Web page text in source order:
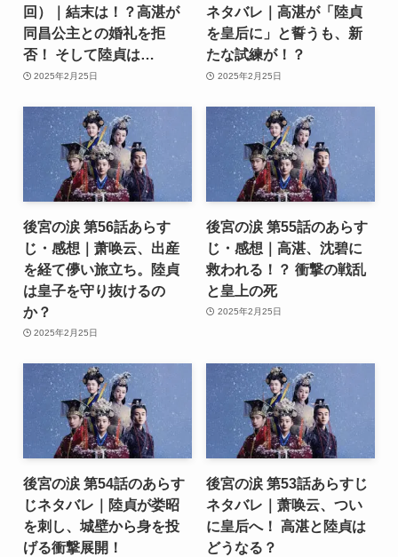
回）｜結末は！？高湛が
同昌公主との婚礼を拒
否！ そして陸貞は…
2025年2月25日
ネタバレ｜高湛が「陸貞
を皇后に」と誓うも、新
たな試練が！？
2025年2月25日
後宮の涙 第56話あらす
じ・感想｜萧唤云、出産
を経て儚い旅立ち。陸貞
は皇子を守り抜けるの
か？
2025年2月25日
後宮の涙 第55話のあらす
じ・感想｜高湛、沈碧に
救われる！？ 衝撃の戦乱
と皇上の死
2025年2月25日
後宮の涙 第54話のあらす
じネタバレ｜陸貞が娄昭
を刺し、城壁から身を投
げる衝撃展開！
後宮の涙 第53話あらすじ
ネタバレ｜萧唤云、つい
に皇后へ！ 高湛と陸貞は
どうなる？